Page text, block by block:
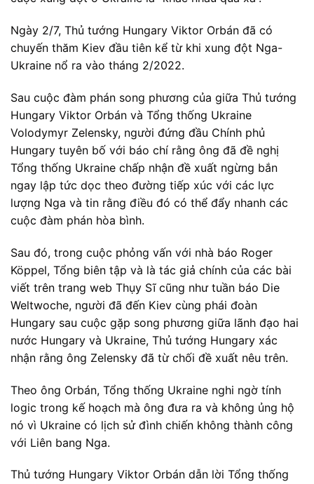
Ngày 2/7, Thủ tướng Hungary Viktor Orbán đã có
chuyến thăm Kiev đầu tiên kể từ khi xung đột Nga-
Ukraine nổ ra vào tháng 2/2022.
Sau cuộc đàm phán song phương của giữa Thủ tướng
Hungary Viktor Orbán và Tổng thống Ukraine
Volodymyr Zelensky, người đứng đầu Chính phủ
Hungary tuyên bố với báo chí rằng ông đã đề nghị
Tổng thống Ukraine chấp nhận đề xuất ngừng bắn
ngay lập tức dọc theo đường tiếp xúc với các lực
lượng Nga và tin rằng điều đó có thể đẩy nhanh các
cuộc đàm phán hòa bình.
Sau đó, trong cuộc phỏng vấn với nhà báo Roger
Köppel, Tổng biên tập và là tác giả chính của các bài
viết trên trang web Thụy Sĩ cũng như tuần báo Die
Weltwoche, người đã đến Kiev cùng phái đoàn
Hungary sau cuộc gặp song phương giữa lãnh đạo hai
nước Hungary và Ukraine, Thủ tướng Hungary xác
nhận rằng ông Zelensky đã từ chối đề xuất nêu trên.
Theo ông Orbán, Tổng thống Ukraine nghi ngờ tính
logic trong kế hoạch mà ông đưa ra và không ủng hộ
nó vì Ukraine có lịch sử đình chiến không thành công
với Liên bang Nga.
Thủ tướng Hungary Viktor Orbán dẫn lời Tổng thống